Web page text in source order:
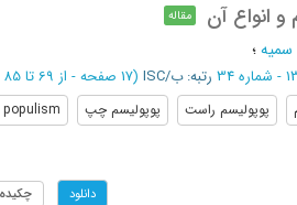
و انواع آن مقاله
سمیه؛
رتبه: ب/ISC (‎17 صفحه - از 69 تا 85
پوپولیسم راست پوپولیسم چپ
دانلود چکیده